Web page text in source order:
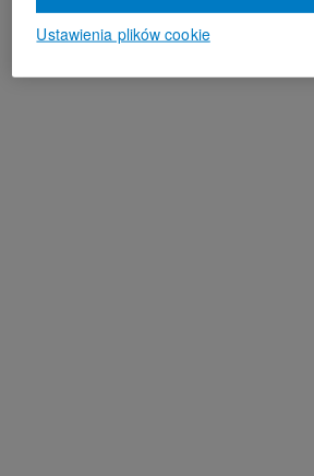
Ustawienia plików cookie